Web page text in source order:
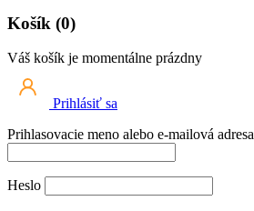
Košík (0)
Váš košík je momentálne prázdny
Prihlásiť sa
Prihlasovacie meno alebo e-mailová adresa
Heslo